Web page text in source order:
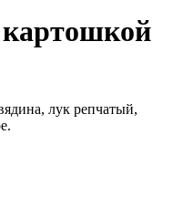
лук репчатый,